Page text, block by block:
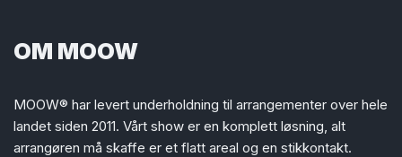
OM MOOW
MOOW® har levert underholdning til arrangementer over hele
landet siden 2011. Vårt show er en komplett løsning, alt
arrangøren må skaffe er et flatt areal og en stikkontakt.